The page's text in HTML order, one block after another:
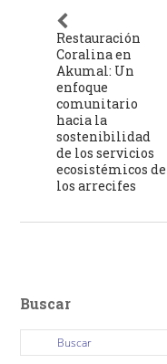
Restauración
Coralina en
Akumal: Un
enfoque
comunitario
hacia la
sostenibilidad
de los servicios
ecosistémicos de
los arrecifes
Buscar